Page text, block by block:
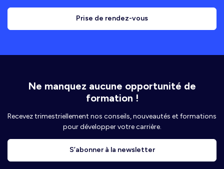
Prise de rendez-vous
Ne manquez aucune opportunité de
formation !
Recevez trimestriellement nos conseils, nouveautés et formations
pour développer votre carrière.
S’abonner à la newsletter